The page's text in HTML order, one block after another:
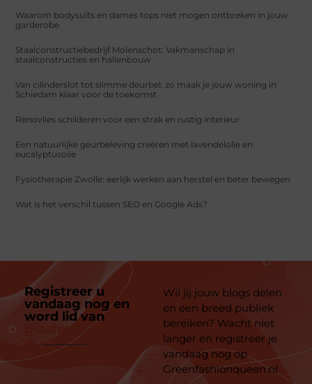
Waarom bodysuits en dames tops niet mogen ontbreken in jouw
garderobe
Staalconstructiebedrijf Molenschot: Vakmanschap in
staalconstructies en hallenbouw
Van cilinderslot tot slimme deurbel: zo maak je jouw woning in
Schiedam klaar voor de toekomst
Renovlies schilderen voor een strak en rustig interieur
Een natuurlijke geurbeleving creëren met lavendelolie en
eucalyptusolie
Fysiotherapie Zwolle: eerlijk werken aan herstel en beter bewegen
Wat is het verschil tussen SEO en Google Ads?
Registreer u
vandaag nog en
word lid van
platform
Wil jij jouw blogs delen
en een breed publiek
bereiken? Wacht niet
langer en registreer je
vandaag nog op
Greenfashionqueen.nl